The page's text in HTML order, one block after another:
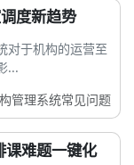
度新趋势
对于机构的运营至
...
管理系统常见问题
课难题一键化